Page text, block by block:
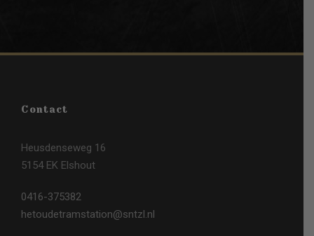
Contact
Heusdenseweg 16
5154 EK Elshout
0416-375382
hetoudetramstation@sntzl.nl